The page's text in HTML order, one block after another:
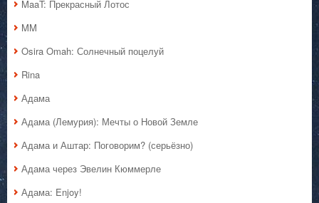
MaaT: Прекрасный Лотос
MM
Osira Omah: Солнечный поцелуй
Rina
Адама
Адама (Лемурия): Мечты о Новой Земле
Адама и Аштар: Поговорим? (серьёзно)
Адама через Эвелин Кюммерле
Адама: Enjoy!